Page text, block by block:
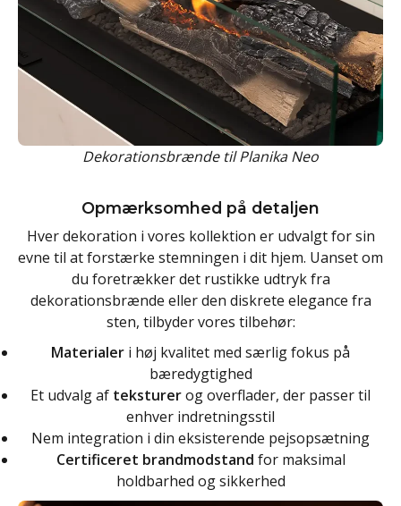
Dekorationsbrænde til Planika Neo
Opmærksomhed på detaljen
Hver dekoration i vores kollektion er udvalgt for sin
evne til at forstærke stemningen i dit hjem. Uanset om
du foretrækker det rustikke udtryk fra
dekorationsbrænde eller den diskrete elegance fra
sten, tilbyder vores tilbehør:
Materialer i høj kvalitet med særlig fokus på
bæredygtighed
Et udvalg af teksturerog overflader, der passer til
enhver indretningsstil
Nem integration i din eksisterende pejsopsætning
Certificeret brandmodstand for maksimal
holdbarhed og sikkerhed